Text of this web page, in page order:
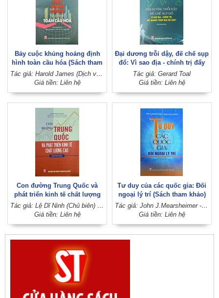
Bảy cuộc khủng hoảng định
hình toàn cầu hóa (Sách tham
khảo)
Tác giả: Harold James (Dịch và hiệu đính: Tuấn Trung - Thoan Thu)
Giá tiền: Liên hệ
Đại dương trỗi dậy, đế chế sụp
đổ: Vì sao địa - chính trị đẩy
nhanh thảm họa khí hậu?
(Sách tham khảo)
Tác giả: Gerard Toal
Giá tiền: Liên hệ
Con đường Trung Quốc và
phát triển kinh tế chất lượng
cao (Sách tham khảo)
Tác giả: Lệ Dĩ Ninh (Chủ biên) - Trình Chí Cường (Phó Chủ biên) - Triệu Thu Vận (Trợ lý Chủ biên)
Giá tiền: Liên hệ
Tư duy của các quốc gia: Đối
ngoại lý trí (Sách tham khảo)
Tác giả: John J.Mearsheimer - Sebastian Rosato
Giá tiền: Liên hệ